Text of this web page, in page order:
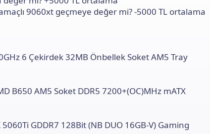
9060xt geçmeye değer mi? -5000 TL ortalama
6 Çekirdek 32MB Önbellek Soket AM5 Tray
B650 AM5 Soket DDR5 7200+(OC)MHz mATX
5060Ti GDDR7 128Bit (NB DUO 16GB-V) Gaming